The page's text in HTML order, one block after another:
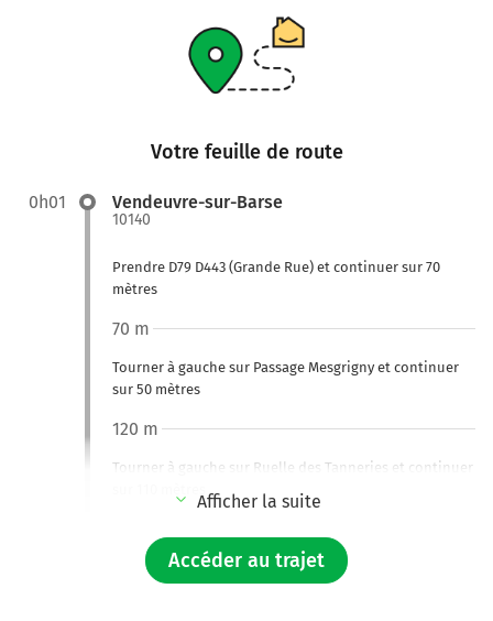
Votre feuille de route
0h01 Vendeuvre-sur-Barse
10140
Prendre D79 D443 (Grande Rue) et continuer sur 70
mètres
Tourner à gauche sur Passage Mesgrigny et continuer
sur 50 mètres
70 m
Tourner à gauche sur Ruelle des Tanneries et continuer
120 m
Tourner à gauche sur D39 (Rue Aimé Brenot) et
Afficher la suite
Accéder au trajet